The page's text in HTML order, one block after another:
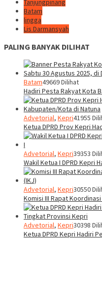
Tanjungpinang
Batam
lingga
Lis Darmansyah
PALING BANYAK DILIHAT
Batam49669 Dilihat
Hadiri Pesta Rakyat Kota
Advetorial, Kepri41955
Ketua DPRD Prov Kepri
Advetorial, Kepri39353
Wakil Ketua I DPRD Kepri
Advetorial, Kepri30550
Komisi III Rapat
Advetorial, Kepri30398
Ketua DPRD Kepri Hadiri